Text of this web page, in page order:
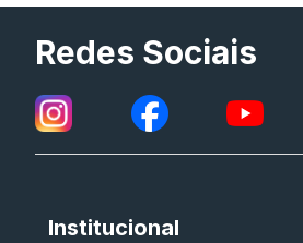
Redes Sociais
Institucional